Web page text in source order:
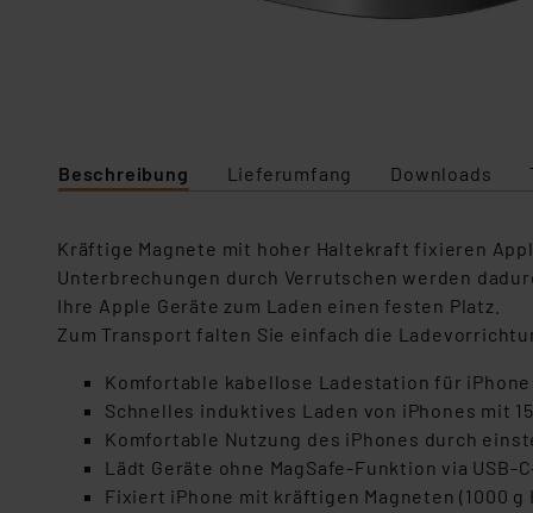
Beschreibung Lieferumfang Downloads
Kräftige Magnete mit hoher Haltekraft fixieren
Unterbrechungen durch Verrutschen werden
Ihre Apple Geräte zum Laden einen festen Platz.
Zum Transport falten Sie einfach die
Komfortable kabellose Ladestation für iPhone
Schnelles induktives Laden von iPhones mit
Komfortable Nutzung des iPhones durch
Lädt Geräte ohne MagSafe-Funktion via USB-
Fixiert iPhone mit kräftigen Magneten (1000